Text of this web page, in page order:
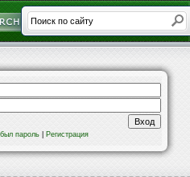
пароль| Регистрация